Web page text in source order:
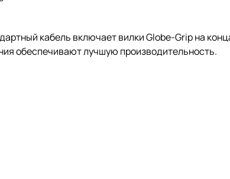
кабель включает вилки Globe-Grip на
обеспечивают лучшую производительность.